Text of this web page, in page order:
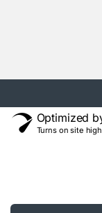
Optimized
Turns on site